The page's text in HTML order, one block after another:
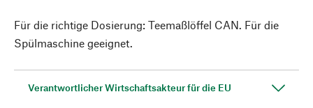
Für die richtige Dosierung: Teemaßlöffel CAN. Für die
Spülmaschine geeignet.
Verantwortlicher Wirtschaftsakteur für die EU